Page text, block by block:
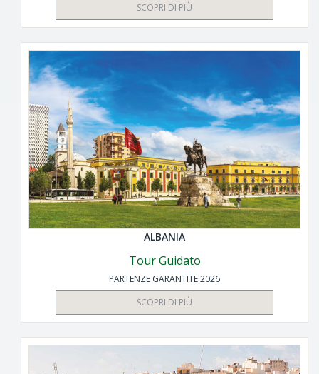
SCOPRI DI PIÙ
ALBANIA
Tour Guidato
PARTENZE GARANTITE 2026
SCOPRI DI PIÙ